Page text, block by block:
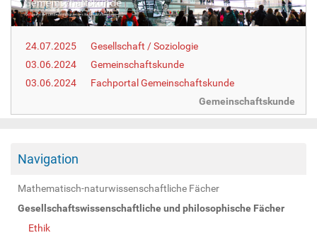
h
e
r
:
24.07.2025
Gesellschaft / Soziologie
03.06.2024
Gemeinschaftskunde
03.06.2024
Fachportal Gemeinschaftskunde
Gemeinschaftskunde
Navigation
Mathematisch-naturwissenschaftliche Fächer
Gesellschaftswissenschaftliche und philosophische Fächer
Ethik